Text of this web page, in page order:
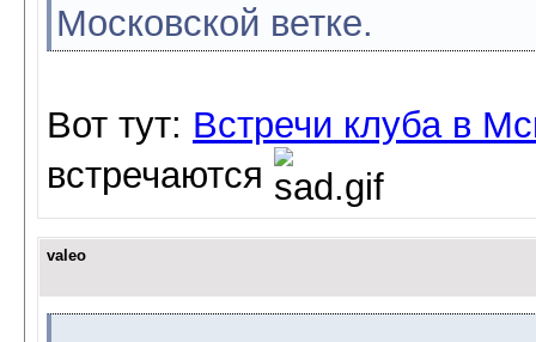
Московской ветке.
Вот тут: Встречи клуба в
встречаются
valeo